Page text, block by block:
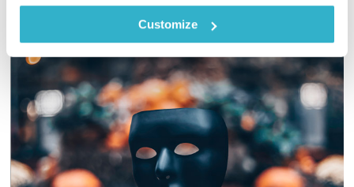
Customize